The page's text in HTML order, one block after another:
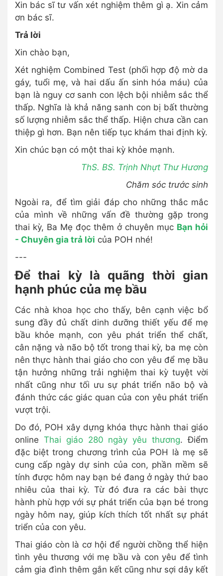
Xin bác sĩ tư vấn xét nghiệm thêm gì ạ. Xin cảm
ơn bác sĩ.
Trả lời
Xin chào bạn,
Xét nghiệm Combined Test (phối hợp độ mờ da
gáy, tuổi mẹ, và hai dấu ấn sinh hóa máu) của
bạn là nguy cơ sanh con lệch bội nhiễm sắc thể
thấp. Nghĩa là khả năng sanh con bị bất thường
số lượng nhiễm sắc thể thấp. Hiện chưa cần can
thiệp gì hơn. Bạn nên tiếp tục khám thai định kỳ.
Xin chúc bạn có một thai kỳ khỏe mạnh.
ThS. BS. Trịnh Nhựt Thư Hương
Chăm sóc trước sinh
Ngoài ra, để tìm giải đáp cho những thắc mắc
của mình về những vấn đề thường gặp trong
thai kỳ, Ba Mẹ đọc thêm ở chuyên mục Bạn hỏi
- Chuyên gia trả lời của POH nhé!
---
Để thai kỳ là quãng thời gian
hạnh phúc của mẹ bầu
Các nhà khoa học cho thấy, bên cạnh việc bổ
sung đầy đủ chất dinh dưỡng thiết yếu để mẹ
bầu khỏe mạnh, con yêu phát triển thể chất,
cân nặng và não bộ tốt trong thai kỳ, ba mẹ còn
nên thực hành thai giáo cho con yêu để mẹ bầu
tận hưởng những trải nghiệm thai kỳ tuyệt vời
nhất cũng như tối ưu sự phát triển não bộ và
đánh thức các giác quan của con yêu phát triển
vượt trội.
Do đó, POH xây dựng khóa thực hành thai giáo
online Thai giáo 280 ngày yêu thương. Điểm
đặc biệt trong chương trình của POH là mẹ sẽ
cung cấp ngày dự sinh của con, phần mềm sẽ
tính được hôm nay bạn bé đang ở ngày thứ bao
nhiêu của thai kỳ. Từ đó đưa ra các bài thực
hành phù hợp với sự phát triển của bạn bé trong
ngày hôm nay, giúp kích thích tốt nhất sự phát
triển của con yêu.
Thai giáo còn là cơ hội để người chồng thể hiện
tình yêu thương với mẹ bầu và con yêu để tình
cảm gia đình thêm gắn kết cũng như sợi dây kết